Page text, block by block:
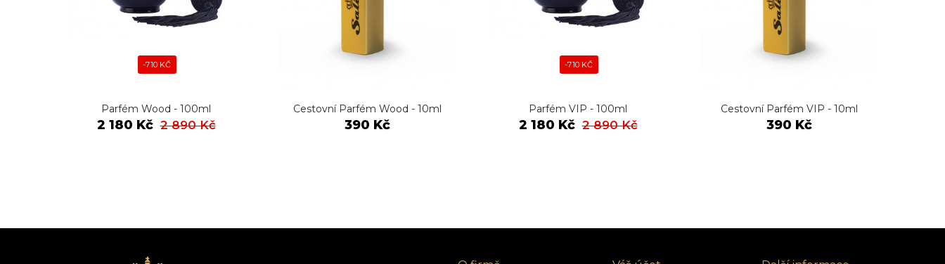
-710 KČ
Parfém Wood - 100ml
2 180 Kč 2 890 Kč
Cestovní Parfém Wood - 10ml
390 Kč
-710 KČ
Parfém VIP - 100ml
2 180 Kč 2 890 Kč
Cestovní Parfém VIP - 10ml
390 Kč